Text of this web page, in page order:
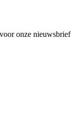
onze nieuwsbrief